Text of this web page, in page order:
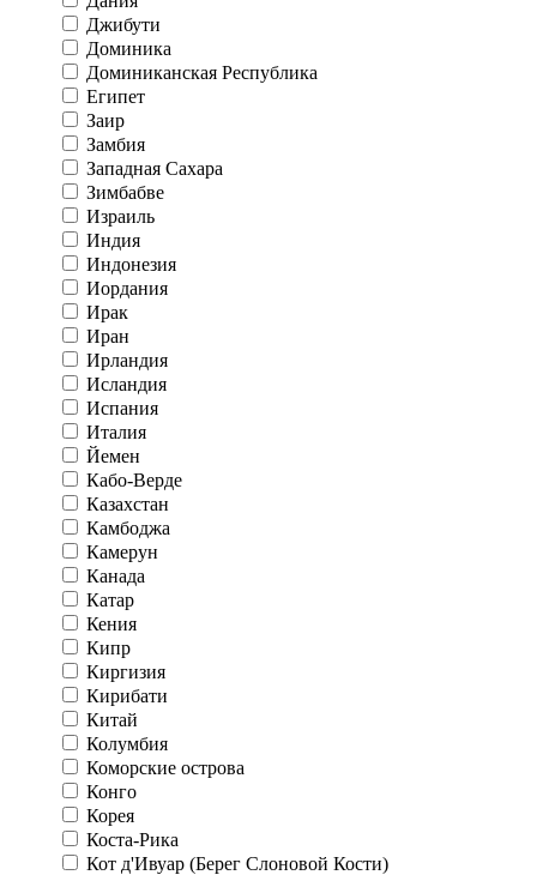
Джибути
Доминика
Доминиканская Республика
Египет
Заир
Замбия
Западная Сахара
Зимбабве
Израиль
Индия
Индонезия
Иордания
Ирак
Иран
Ирландия
Исландия
Испания
Италия
Йемен
Кабо-Верде
Казахстан
Камбоджа
Камерун
Канада
Катар
Кения
Кипр
Киргизия
Кирибати
Китай
Колумбия
Коморские острова
Конго
Корея
Коста-Рика
Кот д'Ивуар (Берег Слоновой Кости)